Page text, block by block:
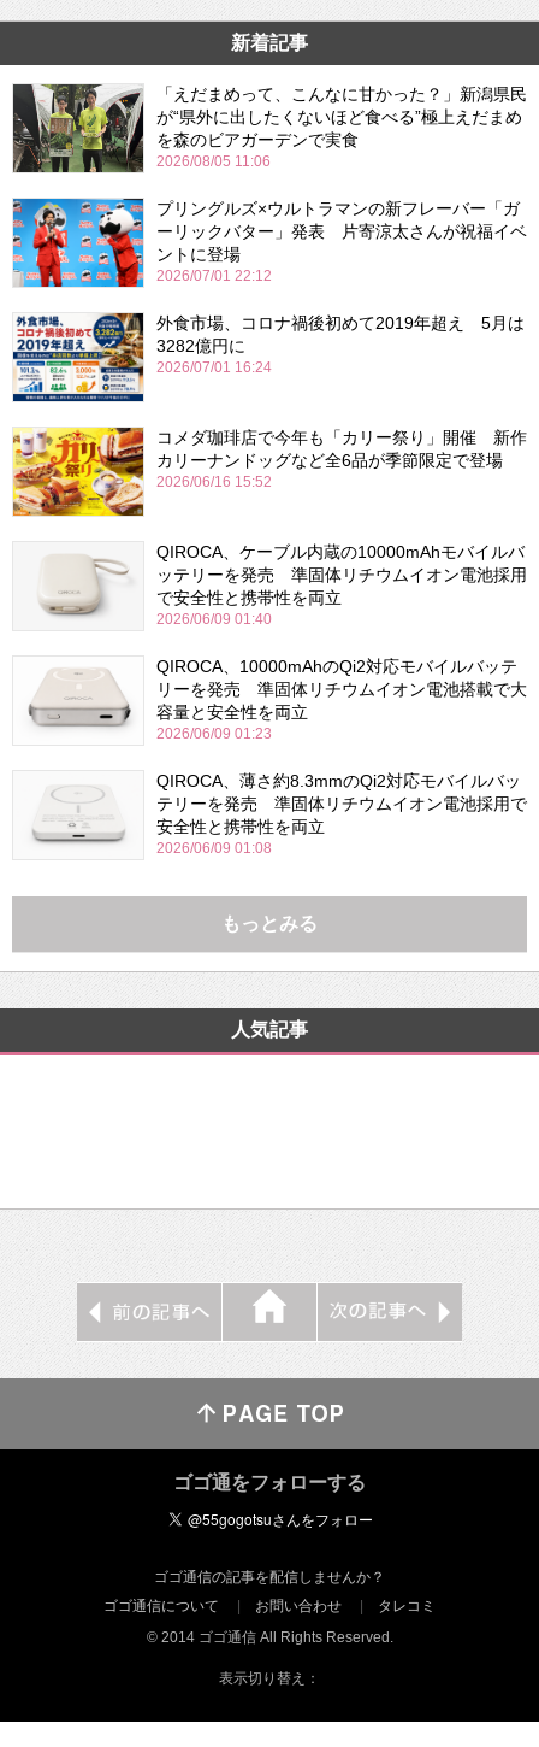
新着記事
「えだまめって、こんなに甘かった？」新潟県民
が“県外に出したくないほど食べる”極上えだまめ
を森のビアガーデンで実食
2026/08/05 11:06
プリングルズ×ウルトラマンの新フレーバー「ガ
ーリックバター」発表 片寄涼太さんが祝福イベ
ントに登場
2026/07/01 22:12
外食市場、コロナ禍後初めて2019年超え 5月は
3282億円に
2026/07/01 16:24
コメダ珈琲店で今年も「カリー祭り」開催 新作
カリーナンドッグなど全6品が季節限定で登場
2026/06/16 15:52
QIROCA、ケーブル内蔵の10000mAhモバイルバ
ッテリーを発売 準固体リチウムイオン電池採用
で安全性と携帯性を両立
2026/06/09 01:40
QIROCA、10000mAhのQi2対応モバイルバッテ
リーを発売 準固体リチウムイオン電池搭載で大
容量と安全性を両立
2026/06/09 01:23
QIROCA、薄さ約8.3mmのQi2対応モバイルバッ
テリーを発売 準固体リチウムイオン電池採用で
安全性と携帯性を両立
2026/06/09 01:08
もっとみる
人気記事
ゴゴ通をフォローする
ゴゴ通信の記事を配信しませんか？
ゴゴ通信について
お問い合わせ
タレコミ
© 2014 ゴゴ通信 All Rights Reserved.
表示切り替え：